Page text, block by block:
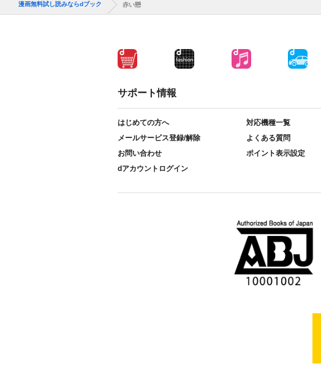
漫画無料試し読みならdブック 赤い戀
サポート情報
はじめての方へ
対応機種一覧
メールサービス登録/解除
よくある質問
お問い合わせ
ポイント表示設定
dアカウントログイン